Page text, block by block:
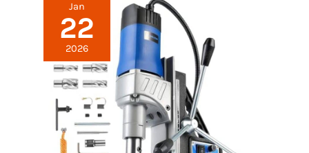
Jan
22
2026